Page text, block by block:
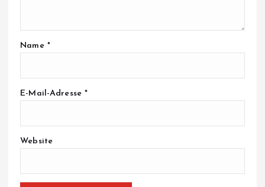
Name *
E-Mail-Adresse*
Website